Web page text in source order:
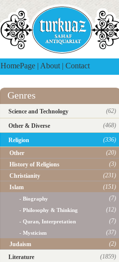
HomePage | About | Contact
Genres
Science and Technology (62)
Other & Diverse (468)
Religion
(336)
Other
(20)
History of Religions
(3)
Christianity
(231)
Islam
(151)
- Biography (7)
- Philosophy & Thinking (12)
- Quran, Interpretation (7)
- Mysticism
(37)
Judaism
(2)
Literature
(1859)